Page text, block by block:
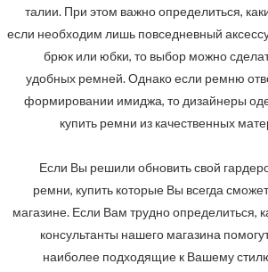
талии. При этом важно определиться,
если необходим лишь повседневный
брюк или юбки, то выбор можно
удобных ремней. Однако если ремню
формировании имиджа, то дизайнеры
купить ремни из качественных
Если Вы решили обновить свой
ремни, купить которые Вы всегда
магазине. Если Вам трудно определиться,
консультанты нашего магазина
наиболее подходящие к Вашему